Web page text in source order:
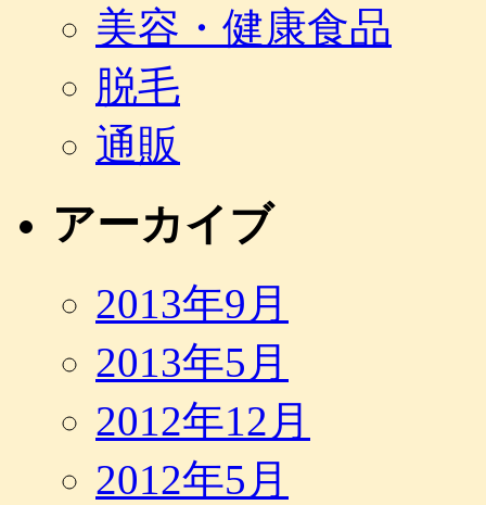
美容・健康食品
脱毛
通販
アーカイブ
2013年9月
2013年5月
2012年12月
2012年5月